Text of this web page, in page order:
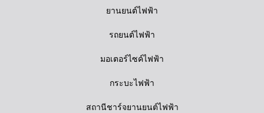
ยานยนต์ไฟฟ้า
รถยนต์ไฟฟ้า
มอเตอร์ไซค์ไฟฟ้า
กระบะไฟฟ้า
สถานีชาร์จยานยนต์ไฟฟ้า